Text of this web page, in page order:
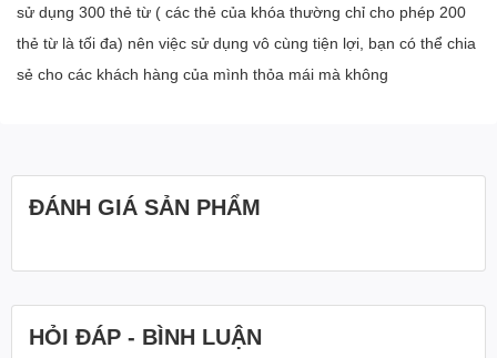
sử dụng 300 thẻ từ ( các thẻ của khóa thường chỉ cho phép 200
thẻ từ là tối đa) nên việc sử dụng vô cùng tiện lợi, bạn có thể chia
sẻ cho các khách hàng của mình thỏa mái mà không
ĐÁNH GIÁ SẢN PHẨM
HỎI ĐÁP - BÌNH LUẬN